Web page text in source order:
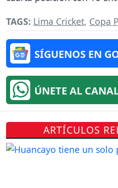
TAGS: Lima Cricket, Copa
SÍGUENOS EN
ÚNETE AL
ARTÍCULOS